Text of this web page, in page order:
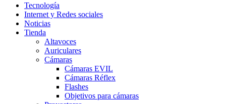
Tecnología
Internet y Redes sociales
Noticias
Tienda
Altavoces
Auriculares
Cámaras
Cámaras EVIL
Cámaras Réflex
Flashes
Objetivos para cámaras